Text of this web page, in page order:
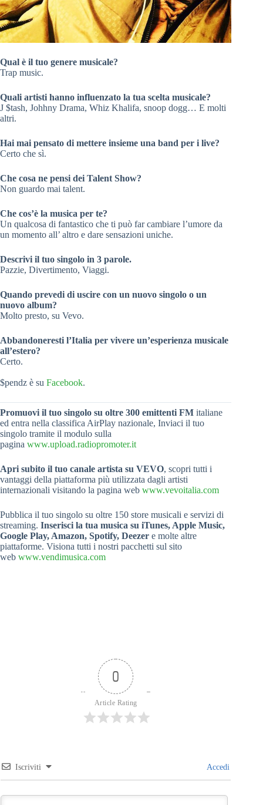
Qual è il tuo genere musicale?
Trap music.
Quali artisti hanno influenzato la tua scelta musicale?
J $tash, Johhny Drama, Whiz Khalifa, snoop dogg… E molti
altri.
Hai mai pensato di mettere insieme una band per i live?
Certo che sì.
Che cosa ne pensi dei Talent Show?
Non guardo mai talent.
Che cos’è la musica per te?
Un qualcosa di fantastico che ti può far cambiare l’umore da
un momento all’ altro e dare sensazioni uniche.
Descrivi il tuo singolo in 3 parole.
Pazzie, Divertimento, Viaggi.
Quando prevedi di uscire con un nuovo singolo o un
nuovo album?
Molto presto, su Vevo.
Abbandoneresti l’Italia per vivere un’esperienza musicale
all’estero?
Certo.
$pendz è su Facebook.
Promuovi il tuo singolo su oltre 300 emittenti FM italiane
ed entra nella classifica AirPlay nazionale, Inviaci il tuo
singolo tramite il modulo sulla
pagina www.upload.radiopromoter.it
Apri subito il tuo canale artista su VEVO, scopri tutti i
vantaggi della piattaforma più utilizzata dagli artisti
internazionali visitando la pagina web www.vevoitalia.com
Pubblica il tuo singolo su oltre 150 store musicali e servizi di
streaming. Inserisci la tua musica su iTunes, Apple Music,
Google Play, Amazon, Spotify, Deezer e molte altre
piattaforme. Visiona tutti i nostri pacchetti sul sito
web www.vendimusica.com
0
Article Rating
Iscriviti Accedi